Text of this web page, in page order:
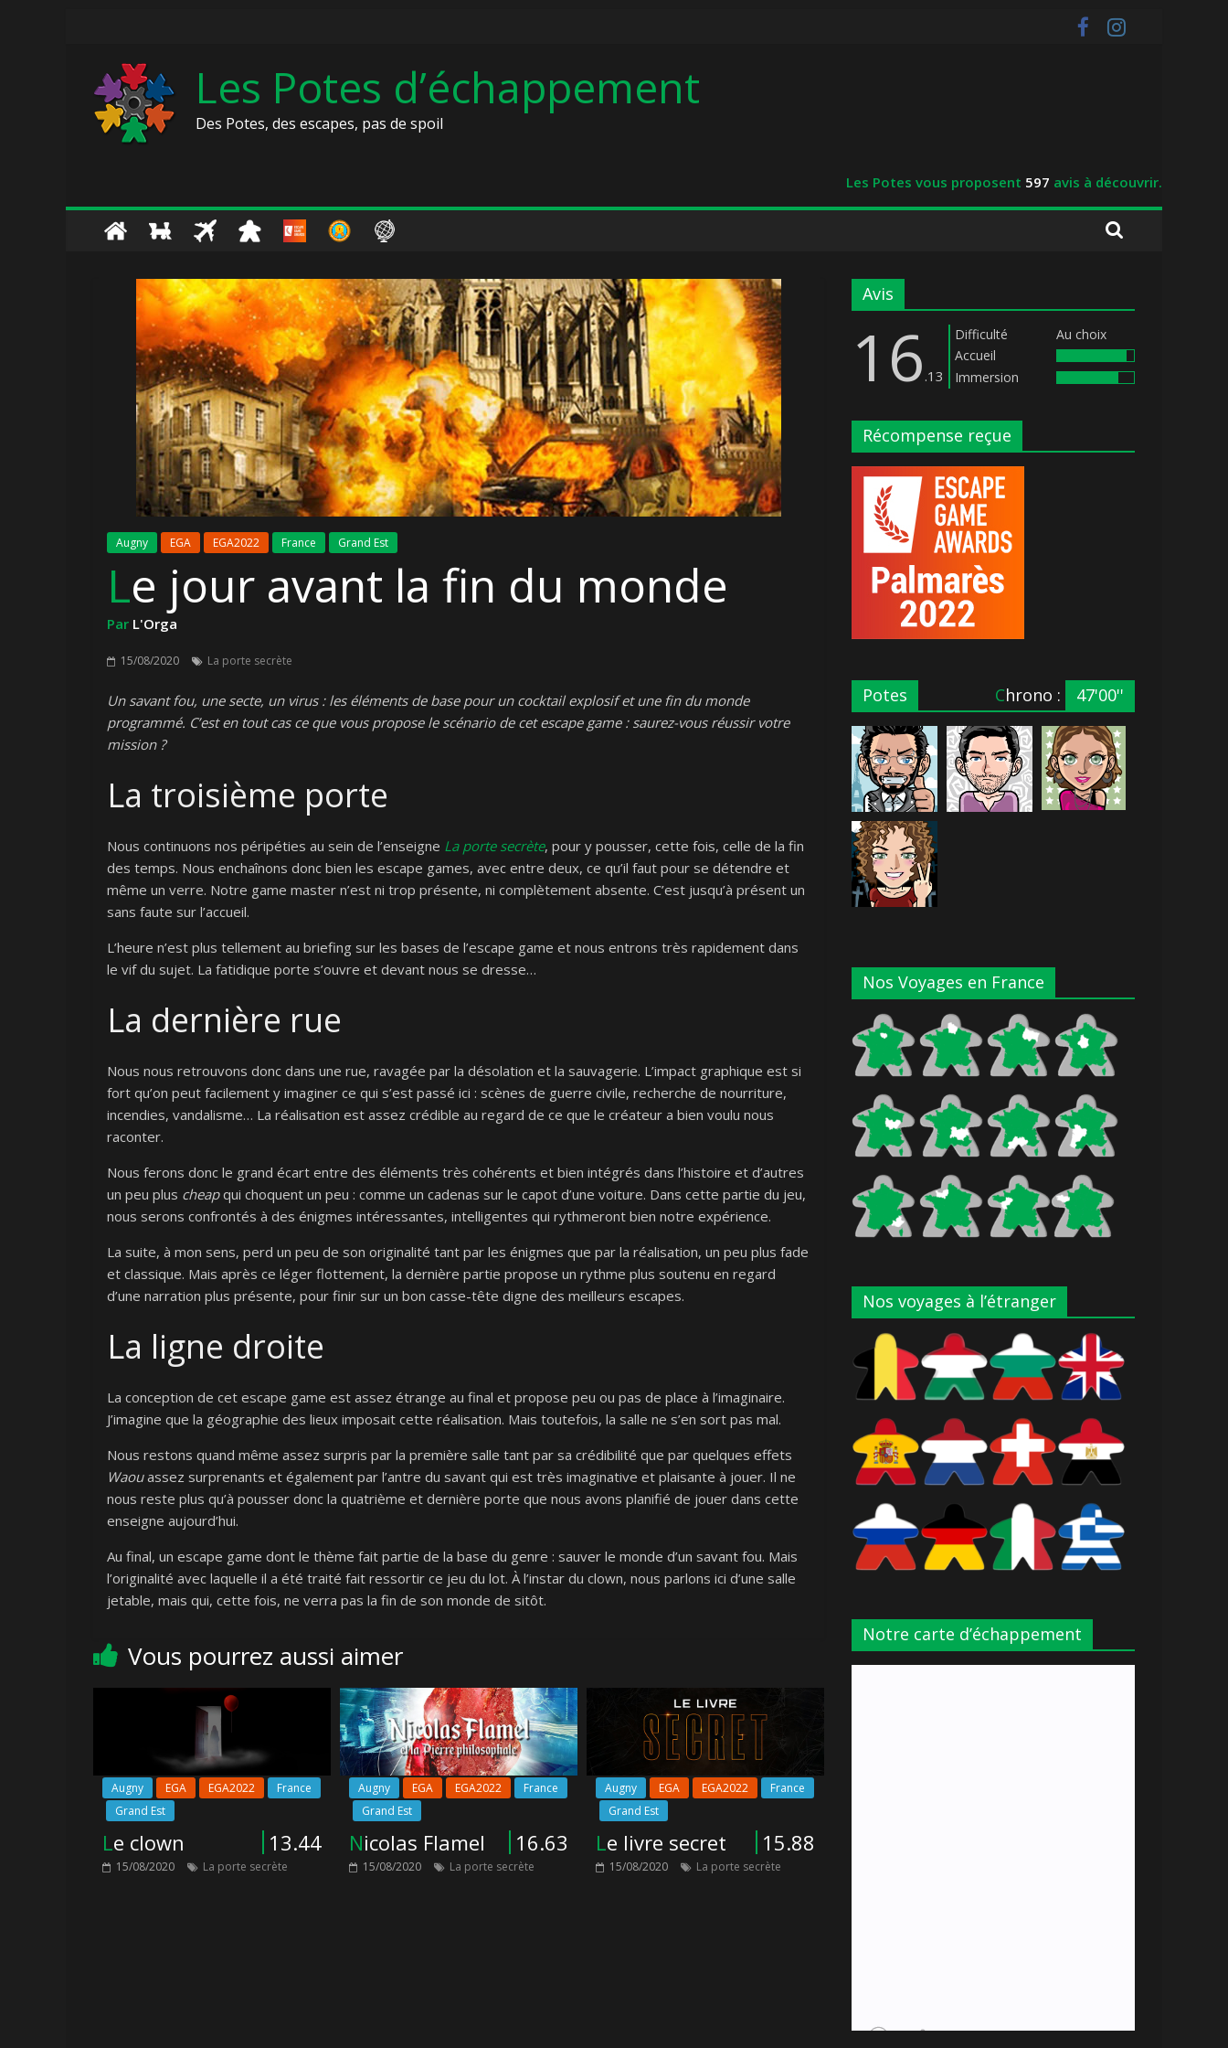
Les Potes d’échappement
Des Potes, des escapes, pas de spoil
Les Potes vous proposent 597 avis à découvrir.
Augny EGA EGA2022 France Grand Est
Le jour avant la fin du monde
Par L'Orga
15/08/2020 La porte secrète
Un savant fou, une secte, un virus : les éléments de base pour un cocktail explosif et une fin du monde
programmé. C’est en tout cas ce que vous propose le scénario de cet escape game : saurez-vous réussir votre
mission ?
La troisième porte
Nous continuons nos péripéties au sein de l’enseigne La porte secrète, pour y pousser, cette fois, celle de la fin
des temps. Nous enchaînons donc bien les escape games, avec entre deux, ce qu’il faut pour se détendre et
même un verre. Notre game master n’est ni trop présente, ni complètement absente. C’est jusqu’à présent un
sans faute sur l’accueil.
L’heure n’est plus tellement au briefing sur les bases de l’escape game et nous entrons très rapidement dans
le vif du sujet. La fatidique porte s’ouvre et devant nous se dresse…
La dernière rue
Nous nous retrouvons donc dans une rue, ravagée par la désolation et la sauvagerie. L’impact graphique est si
fort qu’on peut facilement y imaginer ce qui s’est passé ici : scènes de guerre civile, recherche de nourriture,
incendies, vandalisme… La réalisation est assez crédible au regard de ce que le créateur a bien voulu nous
raconter.
Nous ferons donc le grand écart entre des éléments très cohérents et bien intégrés dans l’histoire et d’autres
un peu plus cheapqui choquent un peu : comme un cadenas sur le capot d’une voiture. Dans cette partie du jeu,
nous serons confrontés à des énigmes intéressantes, intelligentes qui rythmeront bien notre expérience.
La suite, à mon sens, perd un peu de son originalité tant par les énigmes que par la réalisation, un peu plus fade
et classique. Mais après ce léger flottement, la dernière partie propose un rythme plus soutenu en regard
d’une narration plus présente, pour finir sur un bon casse-tête digne des meilleurs escapes.
La ligne droite
La conception de cet escape game est assez étrange au final et propose peu ou pas de place à l’imaginaire.
J’imagine que la géographie des lieux imposait cette réalisation. Mais toutefois, la salle ne s’en sort pas mal.
Nous restons quand même assez surpris par la première salle tant par sa crédibilité que par quelques effets
Waouassez surprenants et également par l’antre du savant qui est très imaginative et plaisante à jouer. Il ne
nous reste plus qu’à pousser donc la quatrième et dernière porte que nous avons planifié de jouer dans cette
enseigne aujourd’hui.
Au final, un escape game dont le thème fait partie de la base du genre : sauver le monde d’un savant fou. Mais
l’originalité avec laquelle il a été traité fait ressortir ce jeu du lot. À l’instar du clown, nous parlons ici d’une salle
jetable, mais qui, cette fois, ne verra pas la fin de son monde de sitôt.
Vous pourrez aussi aimer
Augny EGA EGA2022
France
Grand Est
Le clown 13.44
15/08/2020 La porte secrète
Augny EGA EGA2022
France
Grand Est
Nicolas Flamel 16.63
15/08/2020 La porte secrète
Augny EGA EGA2022
France
Grand Est
Le livre secret 15.88
15/08/2020 La porte secrète
Avis
16 .13
Difficulté
Au choix
Accueil
Immersion
Récompense reçue
Potes Chrono : 47'00''
Nos Voyages en France
Nos voyages à l’étranger
Notre carte d’échappement